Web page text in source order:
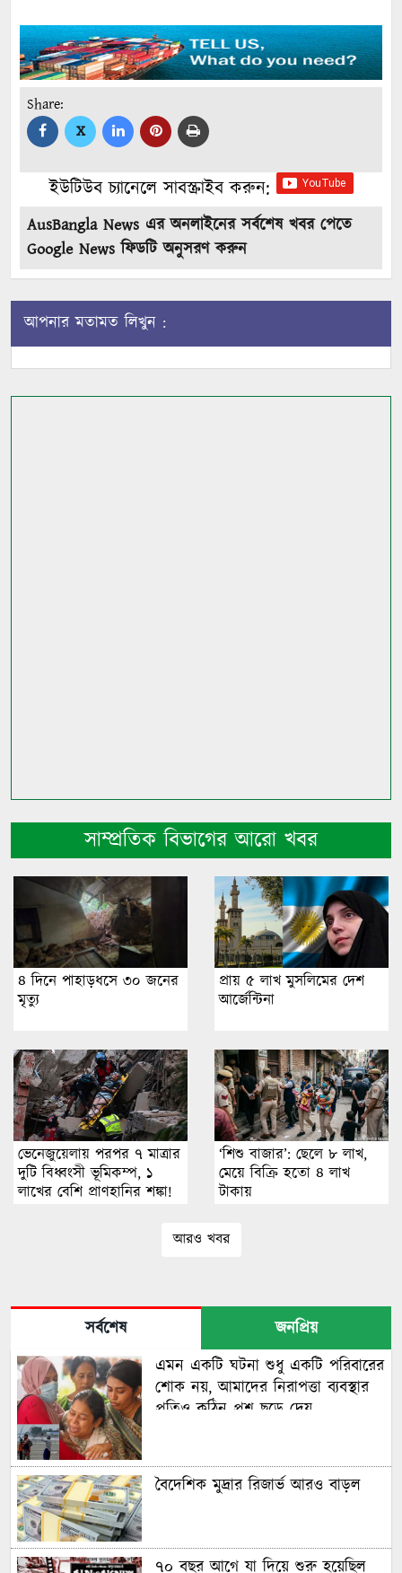
Share:
X
ইউটিউব চ্যানেলে সাবস্ক্রাইব করুন:
AusBangla News এর অনলাইনের সর্বশেষ খবর পেতে
Google News ফিডটি অনুসরণ করুন
আপনার মতামত লিখুন :
সাম্প্রতিক বিভাগের আরো খবর
৪ দিনে পাহাড়ধসে ৩০ জনের
মৃত্যু
প্রায় ৫ লাখ মুসলিমের দেশ
আর্জেন্টিনা
ভেনেজুয়েলায় পরপর ৭ মাত্রার
দুটি বিধ্বংসী ভূমিকম্প, ১
লাখের বেশি প্রাণহানির শঙ্কা!
‘শিশু বাজার’: ছেলে ৮ লাখ,
মেয়ে বিক্রি হতো ৪ লাখ
টাকায়
আরও খবর
সর্বশেষ
জনপ্রিয়
এমন একটি ঘটনা শুধু একটি পরিবারের
শোক নয়, আমাদের নিরাপত্তা ব্যবস্থার
প্রতিও কঠিন প্রশ্ন ছুড়ে দেয়
বৈদেশিক মুদ্রার রিজার্ভ আরও বাড়ল
৭০ বছর আগে যা ‍দিয়ে শুরু হয়েছিল